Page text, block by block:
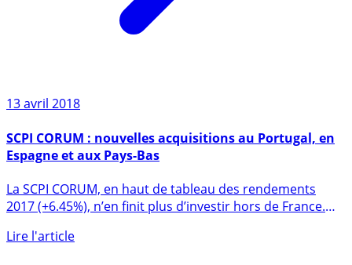
13 avril 2018
SCPI CORUM : nouvelles acquisitions au Portugal, en
Espagne et aux Pays-Bas
2017 (+6.45%), n’en finit plus d’investir hors de France.